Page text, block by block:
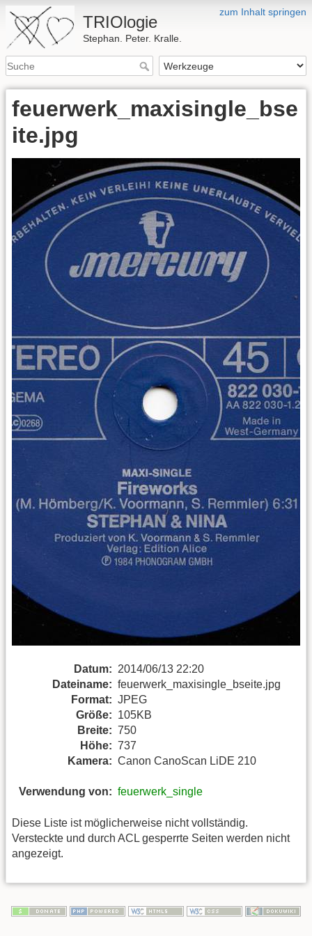
zum Inhalt springen
TRIOlogie
Stephan. Peter. Kralle.
feuerwerk_maxisingle_bse
ite.jpg
Datum: 2014/06/13 22:20
Dateiname: feuerwerk_maxisingle_bseite.jpg
Format: JPEG
Größe: 105KB
Breite: 750
Höhe: 737
Kamera: Canon CanoScan LiDE 210
Verwendung von: feuerwerk_single
Diese Liste ist möglicherweise nicht vollständig.
Versteckte und durch ACL gesperrte Seiten werden nicht
angezeigt.